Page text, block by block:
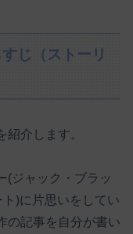
じ（ストーリ
紹介します。
(ジャック・ブラッ
)に片思いをしてい
の記事を自分が書い